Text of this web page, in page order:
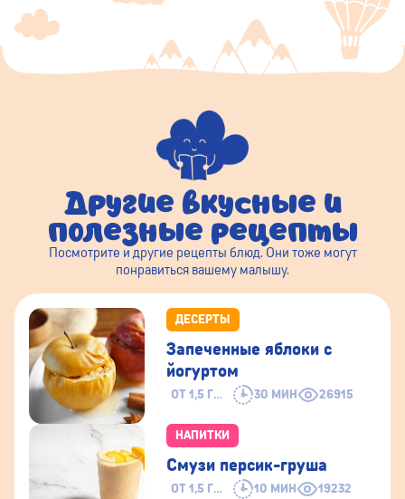
Другие вкусные и
полезные рецепты
Посмотрите и другие рецепты блюд. Они тоже могут
понравиться вашему малышу.
ДЕСЕРТЫ
ОТ 1,5 ГОДА 30 МИН 26915
Запеченные яблоки с
йогуртом
НАПИТКИ
ОТ 1,5 ГОДА 10 МИН 19232
Смузи персик-груша